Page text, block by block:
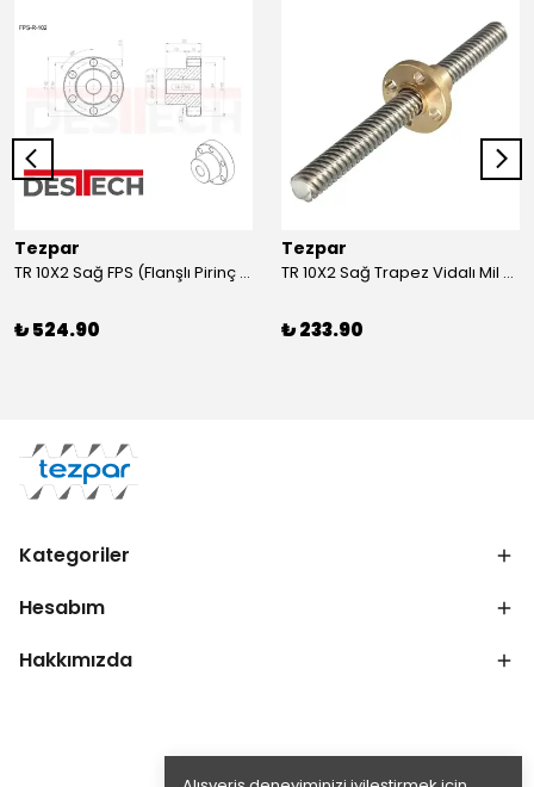
Tezpar
TR 10X2 Sağ FPS (Flanşlı Pirinç Somun)
₺ 524.90
Tezpar
TR 10X2 Sağ Trapez Vidalı Mil (1 Metre C45)
₺ 233.90
Kategoriler
Hesabım
Hakkımızda